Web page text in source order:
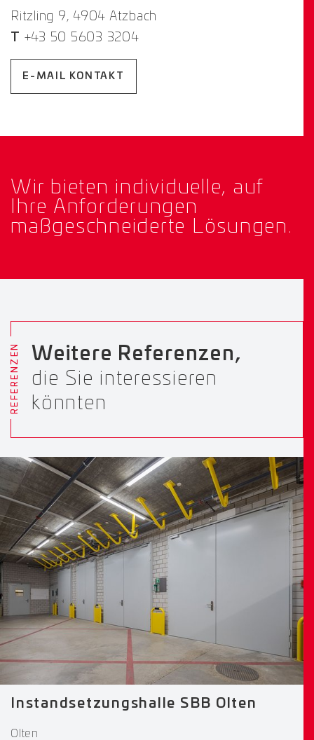
Ritzling 9, 4904 Atzbach
+43 50 5603 3204
E-MAIL KONTAKT
Wir bieten individuelle, auf
Ihre Anforderungen
maßgeschneiderte Lösungen.
REFERENZEN
Weitere Referenzen,
die Sie interessieren
könnten
Instandsetzungshalle SBB Olten
Olten